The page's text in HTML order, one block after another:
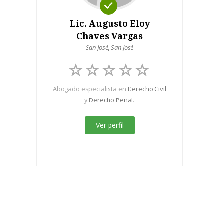
Lic. Augusto Eloy
Chaves Vargas
San José, San José
Abogado especialista en Derecho Civil
y Derecho Penal.
Ver perfil